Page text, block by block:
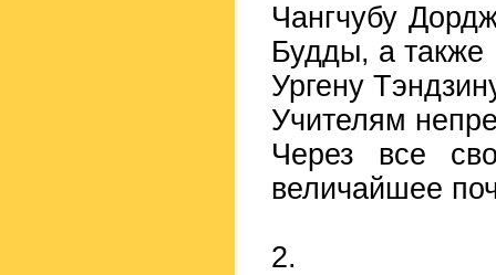
Чангчубу
Будды, а также
Ургену
Учителям
Через все
величайшее
2.